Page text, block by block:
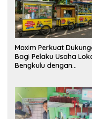
Maxim Perkuat
Bagi Pelaku Usaha
Bengkulu dengan
Pasar